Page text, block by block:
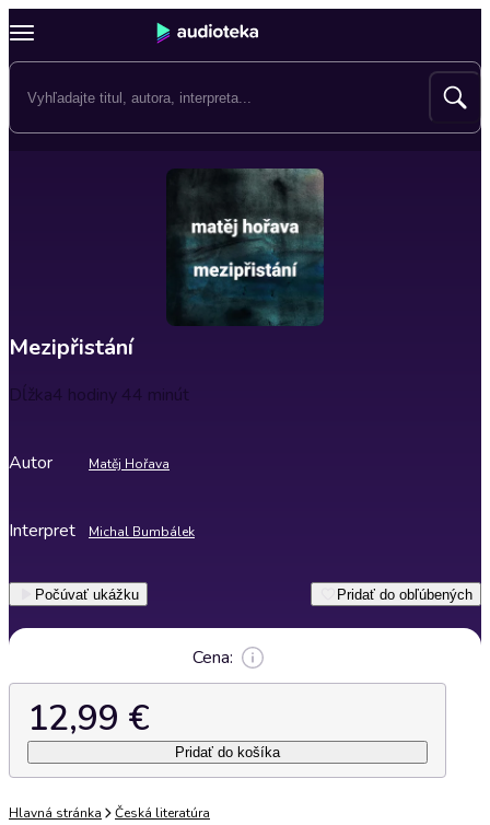
Mezipřistání
Dĺžka4 hodiny 44 minút
Autor Matěj Hořava
Interpret Michal Bumbálek
Počúvať ukážku Pridať do obľúbených
Cena:
12,99 €
Pridať do košíka
Hlavná stránka Česká literatúra